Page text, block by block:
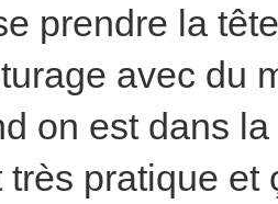
prendre la
avec du
on est dans
très pratique et